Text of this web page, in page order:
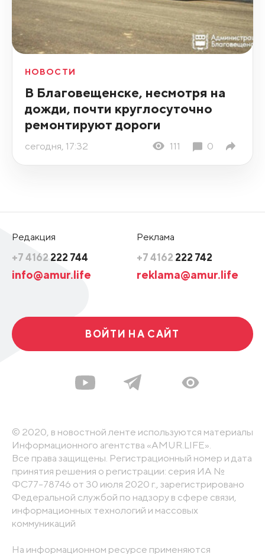
НОВОСТИ
В Благовещенске, несмотря на
дожди, почти круглосуточно
ремонтируют дороги
сегодня, 17:32 111 0
Редакция
+7 4162 222 744
info@amur.life
Реклама
+7 4162 222 742
reklama@amur.life
ВОЙТИ НА САЙТ
© 2020, в новостной ленте используются материалы
Информационного агентства «AMUR.LIFE».
Все права защищены. Регистрационный номер и дата
принятия решения о регистрации: серия ИА №
ФС77-78746 от 30 июля 2020 г., зарегистрировано
Федеральной службой по надзору в сфере связи,
информационных технологий и массовых
коммуникаций
На информационном ресурсе применяются